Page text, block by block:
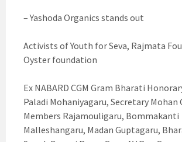
– Yashoda Organics stands out
Activists of Youth for Seva, Rajmata
Oyster foundation
Ex NABARD CGM Gram Bharati
Paladi Mohaniyagaru, Secretary Mohan
Members Rajamouligaru, Bommakanti
Malleshangaru, Madan Guptagaru,